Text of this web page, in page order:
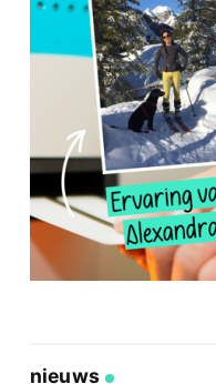
nieuws